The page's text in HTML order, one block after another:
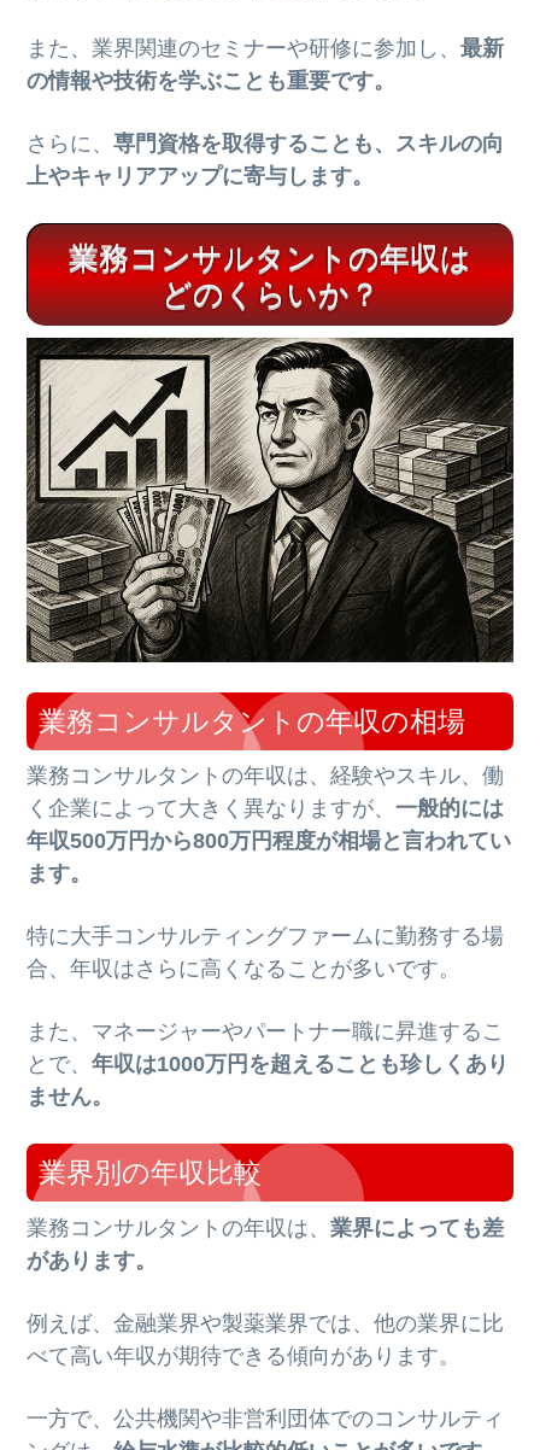
また、業界関連のセミナーや研修に参加し、最新
の情報や技術を学ぶことも重要です。
さらに、専門資格を取得することも、スキルの向
上やキャリアアップに寄与します。
業務コンサルタントの年収は
どのくらいか？
業務コンサルタントの年収の相場
業務コンサルタントの年収は、経験やスキル、働
く企業によって大きく異なりますが、一般的には
年収500万円から800万円程度が相場と言われてい
ます。
特に大手コンサルティングファームに勤務する場
合、年収はさらに高くなることが多いです。
また、マネージャーやパートナー職に昇進するこ
とで、年収は1000万円を超えることも珍しくあり
ません。
業界別の年収比較
業務コンサルタントの年収は、業界によっても差
があります。
例えば、金融業界や製薬業界では、他の業界に比
べて高い年収が期待できる傾向があります。
一方で、公共機関や非営利団体でのコンサルティ